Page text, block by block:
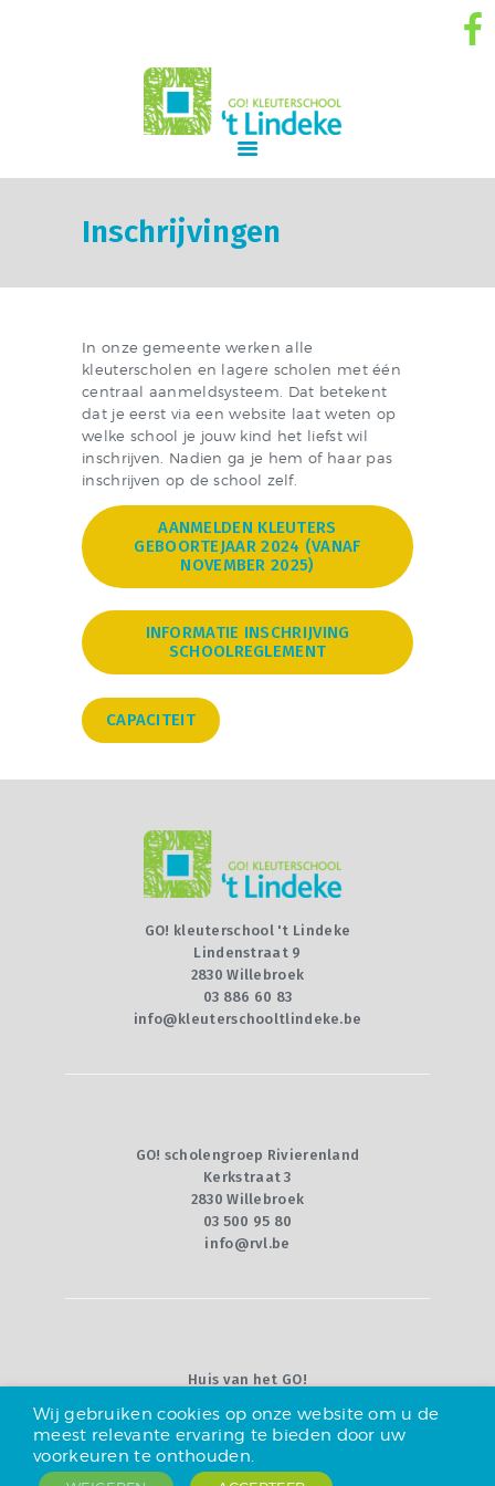
Inschrijvingen
GO! Kleuterschool 't Lindeke
GO! ONDERWIJS VAN DE VLAAMSE GEMEENSCHAP GELIJKE KANSEN – KWALITEITSVOL ONDERWIJS –
SAMEN LEREN SAMENLEVEN
INFORMATIE
SCHOOLREGLEMENT
SCHOOLTEAM
CONTACT
In onze gemeente werken alle
kleuterscholen en lagere scholen met één
centraal aanmeldsysteem. Dat betekent
dat je eerst via een website laat weten op
welke school je jouw kind het liefst wil
inschrijven. Nadien ga je hem of haar pas
inschrijven op de school zelf.
AANMELDEN KLEUTERS
GEBOORTEJAAR 2024 (VANAF
NOVEMBER 2025)
INFORMATIE INSCHRIJVING
SCHOOLREGLEMENT
CAPACITEIT
GO! kleuterschool 't Lindeke
Lindenstraat 9
2830 Willebroek
03 886 60 83
info@kleuterschooltlindeke.be
GO! scholengroep Rivierenland
Kerkstraat 3
2830 Willebroek
03 500 95 80
info@rvl.be
Huis van het GO!
1000 Brussel
02 790 92 00
info@g-o.be
Wij gebruiken cookies op onze website om u de
meest relevante ervaring te bieden door uw
voorkeuren te onthouden.